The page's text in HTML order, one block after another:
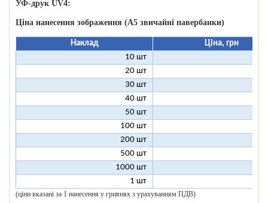
УФ-друк UV4:
Ціна нанесення зображення (А5 звичайні павербанки)
Наклад
Ціна, грн
10 шт
20 шт
30 шт
40 шт
50 шт
100 шт
200 шт
500 шт
1000 шт
1 шт
(ціни вказані за 1 нанесення у гривнях з урахуванням ПДВ)